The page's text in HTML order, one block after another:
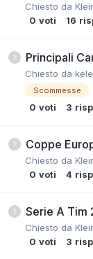
Chiesto da
0 voti 16
Principali
Chiesto da
Scommesse
0 voti 3
Coppe
Chiesto da
0 voti 4
Serie A Tim
Chiesto da
0 voti 3